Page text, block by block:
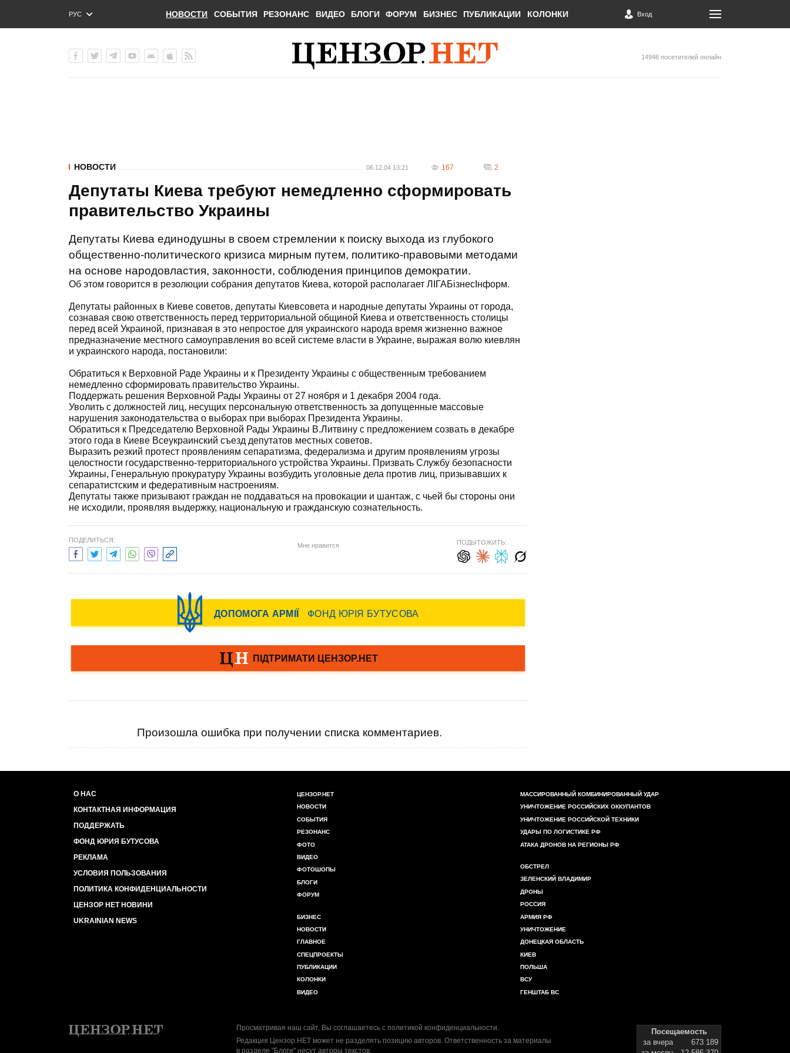
РУС
ENG
НОВОСТИ СОБЫТИЯ РЕЗОНАНС ВИДЕО БЛОГИ ФОРУМ БИЗНЕС ПУБЛИКАЦИИ КОЛОНКИ Вход
14946 посетителей онлайн
НОВОСТИ 06.12.04 13:21 167 2
Депутаты Киева требуют немедленно сформировать
правительство Украины
Депутаты Киева единодушны в своем стремлении к поиску выхода из глубокого
общественно-политического кризиса мирным путем, политико-правовыми методами
на основе народовластия, законности, соблюдения принципов демократии.
Об этом говорится в резолюции собрания депутатов Киева, которой располагает ЛІГАБізнесІнформ.
Депутаты районных в Киеве советов, депутаты Киевсовета и народные депутаты Украины от города,
сознавая свою ответственность перед территориальной общиной Киева и ответственность столицы
перед всей Украиной, признавая в это непростое для украинского народа время жизненно важное
предназначение местного самоуправления во всей системе власти в Украине, выражая волю киевлян
и украинского народа, постановили:
Обратиться к Верховной Раде Украины и к Президенту Украины с общественным требованием
немедленно сформировать правительство Украины.
Поддержать решения Верховной Рады Украины от 27 ноября и 1 декабря 2004 года.
Уволить с должностей лиц, несущих персональную ответственность за допущенные массовые
нарушения законодательства о выборах при выборах Президента Украины.
Обратиться к Председателю Верховной Рады Украины В.Литвину с предложением созвать в декабре
этого года в Киеве Всеукраинский съезд депутатов местных советов.
Выразить резкий протест проявлениям сепаратизма, федерализма и другим проявлениям угрозы
целостности государственно-территориального устройства Украины. Призвать Службу безопасности
Украины, Генеральную прокуратуру Украины возбудить уголовные дела против лиц, призывавших к
сепаратистским и федеративным настроениям.
Депутаты также призывают граждан не поддаваться на провокации и шантаж, с чьей бы стороны они
не исходили, проявляя выдержку, национальную и гражданскую сознательность.
ПОДЕЛИТЬСЯ:
Мне нравится ПОДЫТОЖИТЬ:
Произошла ошибка при получении списка комментариев.
О НАС
КОНТАКТНАЯ ИНФОРМАЦИЯ
ПОДДЕРЖАТЬ
ФОНД ЮРИЯ БУТУСОВА
РЕКЛАМА
УСЛОВИЯ ПОЛЬЗОВАНИЯ
ПОЛИТИКА КОНФИДЕНЦИАЛЬНОСТИ
ЦЕНЗОР НЕТ НОВИНИ
UKRAINIAN NEWS
ЦЕНЗОР.НЕТ
НОВОСТИ
СОБЫТИЯ
РЕЗОНАНС
ФОТО
ВИДЕО
ФОТОШОПЫ
БЛОГИ
ФОРУМ
БИЗНЕС
НОВОСТИ
ГЛАВНОЕ
СПЕЦПРОЕКТЫ
ПУБЛИКАЦИИ
КОЛОНКИ
ВИДЕО
МАССИРОВАННЫЙ КОМБИНИРОВАННЫЙ УДАР
УНИЧТОЖЕНИЕ РОССИЙСКИХ ОККУПАНТОВ
УНИЧТОЖЕНИЕ РОССИЙСКОЙ ТЕХНИКИ
УДАРЫ ПО ЛОГИСТИКЕ РФ
АТАКА ДРОНОВ НА РЕГИОНЫ РФ
ОБСТРЕЛ
ЗЕЛЕНСКИЙ ВЛАДИМИР
ДРОНЫ
РОССИЯ
АРМИЯ РФ
УНИЧТОЖЕНИЕ
ДОНЕЦКАЯ ОБЛАСТЬ
КИЕВ
ПОЛЬША
ВСУ
ГЕНШТАБ ВС
Просматривая наш сайт, Вы соглашаетесь с политикой конфиденциальности.
Редакция Цензор.НЕТ может не разделять позицию авторов. Ответственность за материалы
в разделе "Блоги" несут авторы текстов.
Посещаемость
за вчера
673 189